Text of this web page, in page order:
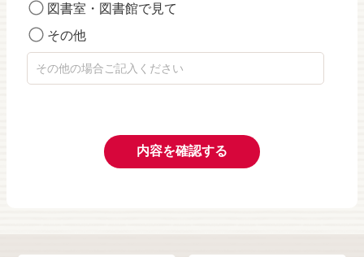
図書室・図書館で見て
その他
内容を確認する